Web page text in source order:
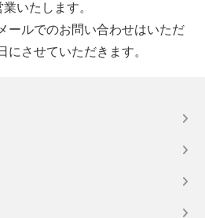
いたします。
ールでのお問い合わせはいただ
にさせていただきます。